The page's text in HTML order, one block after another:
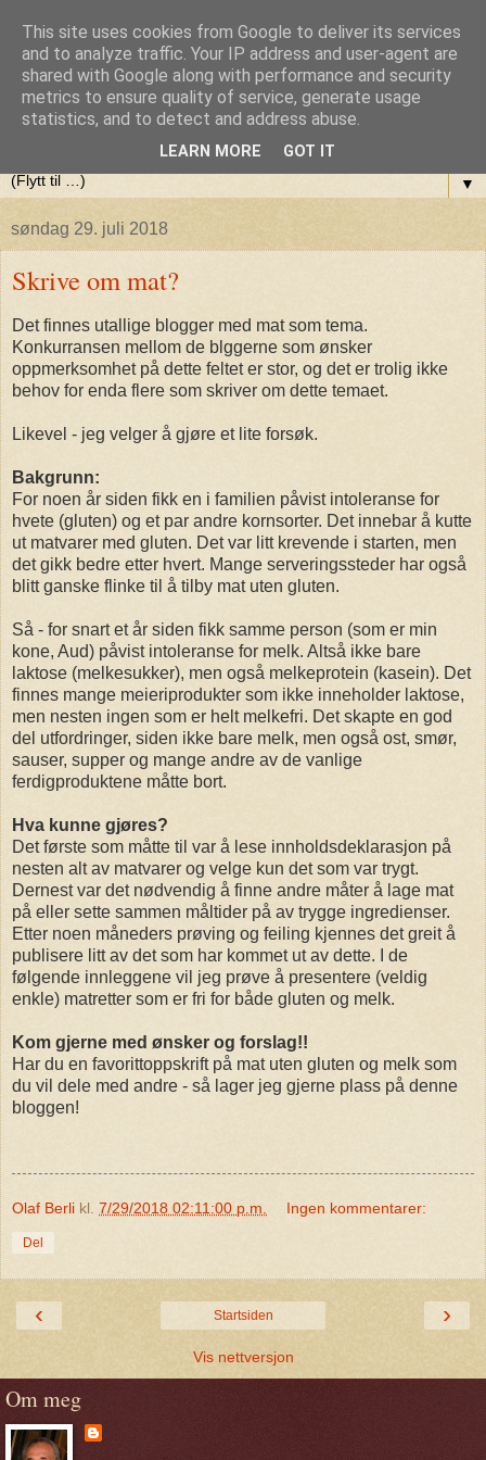
Olaf Berlis blogg (var:Terapi,
Yoga og litt av hvert)
▼
søndag 29. juli 2018
Skrive om mat?
Det finnes utallige blogger med mat som tema.
Konkurransen mellom de blggerne som ønsker
oppmerksomhet på dette feltet er stor, og det er trolig ikke
behov for enda flere som skriver om dette temaet.
Likevel - jeg velger å gjøre et lite forsøk.
Bakgrunn:
For noen år siden fikk en i familien påvist intoleranse for
hvete (gluten) og et par andre kornsorter. Det innebar å kutte
ut matvarer med gluten. Det var litt krevende i starten, men
det gikk bedre etter hvert. Mange serveringssteder har også
blitt ganske flinke til å tilby mat uten gluten.
Så - for snart et år siden fikk samme person (som er min
kone, Aud) påvist intoleranse for melk. Altså ikke bare
laktose (melkesukker), men også melkeprotein (kasein). Det
finnes mange meieriprodukter som ikke inneholder laktose,
men nesten ingen som er helt melkefri. Det skapte en god
del utfordringer, siden ikke bare melk, men også ost, smør,
sauser, supper og mange andre av de vanlige
ferdigproduktene måtte bort.
Hva kunne gjøres?
Det første som måtte til var å lese innholdsdeklarasjon på
nesten alt av matvarer og velge kun det som var trygt.
Dernest var det nødvendig å finne andre måter å lage mat
på eller sette sammen måltider på av trygge ingredienser.
Etter noen måneders prøving og feiling kjennes det greit å
publisere litt av det som har kommet ut av dette. I de
følgende innleggene vil jeg prøve å presentere (veldig
enkle) matretter som er fri for både gluten og melk.
Kom gjerne med ønsker og forslag!!
Har du en favorittoppskrift på mat uten gluten og melk som
du vil dele med andre - så lager jeg gjerne plass på denne
bloggen!
Olaf Berli kl. 7/29/2018 02:11:00 p.m. Ingen kommentarer:
Del
‹ ›
Startsiden
Vis nettversjon
Om meg
This site uses cookies from Google to deliver its services
and to analyze traffic. Your IP address and user-agent are
shared with Google along with performance and security
metrics to ensure quality of service, generate usage
statistics, and to detect and address abuse.
LEARN MORE GOT IT